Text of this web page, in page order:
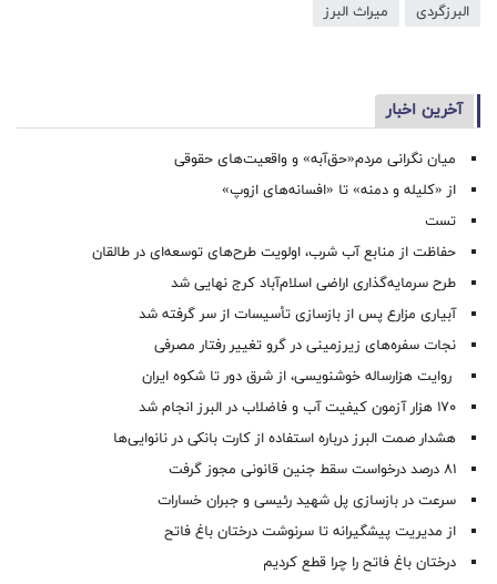
البرزگردی
میراث البرز
آخرین اخبار
میان نگرانی مردم«حق‌آبه» و واقعیت‌های حقوقی
از «کلیله و دمنه» تا «افسانه‌های ازوپ»
تست
حفاظت از منابع آب شرب، اولویت طرح‌های توسعه‌ای در طالقان
طرح سرمایه‌گذاری اراضی اسلام‌آباد کرج نهایی شد
آبیاری مزارع پس از بازسازی تأسیسات از سر گرفته شد
نجات سفره‌های زیرزمینی در گرو تغییر رفتار مصرفی
روایت هزارساله خوشنویسی، از شرق دور تا شکوه ایران
۱۷۰ هزار آزمون کیفیت آب و فاضلاب در البرز انجام شد
هشدار صمت البرز درباره استفاده از کارت بانکی در نانوایی‌ها
۸۱ درصد درخواست‌ سقط جنین قانونی مجوز گرفت
سرعت در بازسازی پل شهید رئیسی و جبران خسارات
از مدیریت پیشگیرانه تا سرنوشت درختان باغ فاتح
درختان باغ فاتح را چرا قطع کردیم